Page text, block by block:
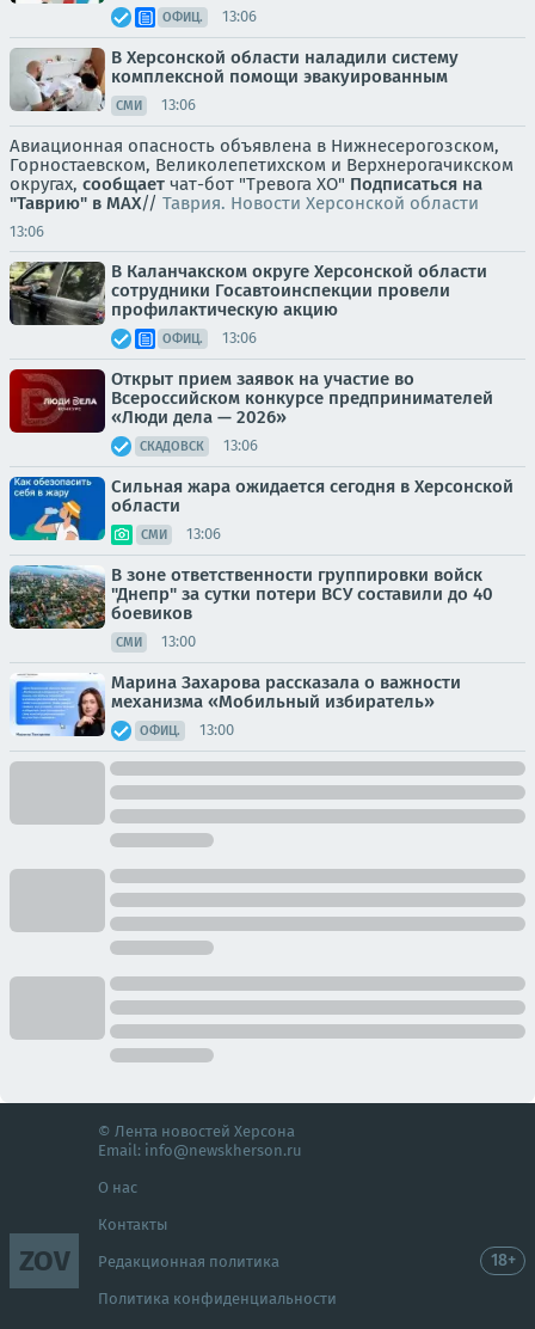
ОФИЦ. 13:06
В Херсонской области наладили систему
комплексной помощи эвакуированным
СМИ 13:06
Авиационная опасность объявлена в Нижнесерогозском,
Горностаевском, Великолепетихском и Верхнерогачикском
округах, сообщает чат-бот "Тревога ХО" Подписаться на
"Таврию" в MAX// Таврия. Новости Херсонской области
13:06
В Каланчакском округе Херсонской области
сотрудники Госавтоинспекции провели
профилактическую акцию
ОФИЦ. 13:06
Открыт прием заявок на участие во
Всероссийском конкурсе предпринимателей
«Люди дела — 2026»
СКАДОВСК 13:06
Сильная жара ожидается сегодня в Херсонской
области
СМИ 13:06
В зоне ответственности группировки войск
"Днепр" за сутки потери ВСУ составили до 40
боевиков
СМИ 13:00
Марина Захарова рассказала о важности
механизма «Мобильный избиратель»
ОФИЦ. 13:00
ZOV
© Лента новостей Херсона
Email: info@newskherson.ru
О нас
Контакты
Редакционная политика
Политика конфиденциальности
18+